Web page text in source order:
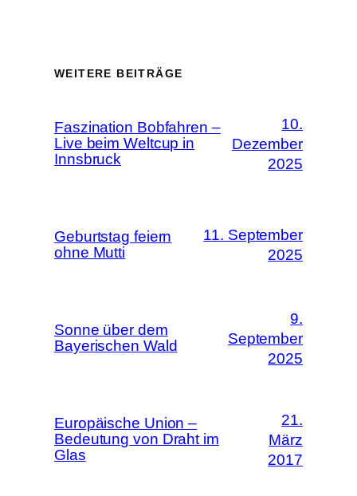
WEITERE BEITRÄGE
Faszination Bobfahren –
Live beim Weltcup in
Innsbruck
10.
Dezember
2025
Geburtstag feiern
ohne Mutti
11. September
2025
Sonne über dem
Bayerischen Wald
9.
September
2025
Europäische Union –
Bedeutung von Draht im
Glas
21.
März
2017